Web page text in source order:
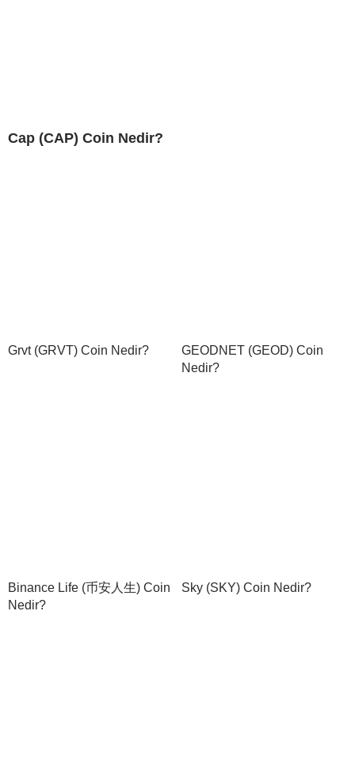
Cap (CAP) Coin Nedir?
Grvt (GRVT) Coin Nedir?
GEODNET (GEOD) Coin
Nedir?
Binance Life (币安人生) Coin
Nedir?
Sky (SKY) Coin Nedir?